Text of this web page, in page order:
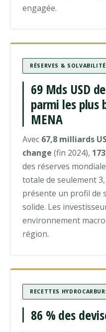
engagée.
RÉSERVES & SOLVABILITÉ
69 Mds USD
parmi les plus
MENA
Avec 67,8 milliards
change (fin 2024),
des réserves
totale de seulement
présente un profil de
solide. Les
environnement
région.
RECETTES
86 % des